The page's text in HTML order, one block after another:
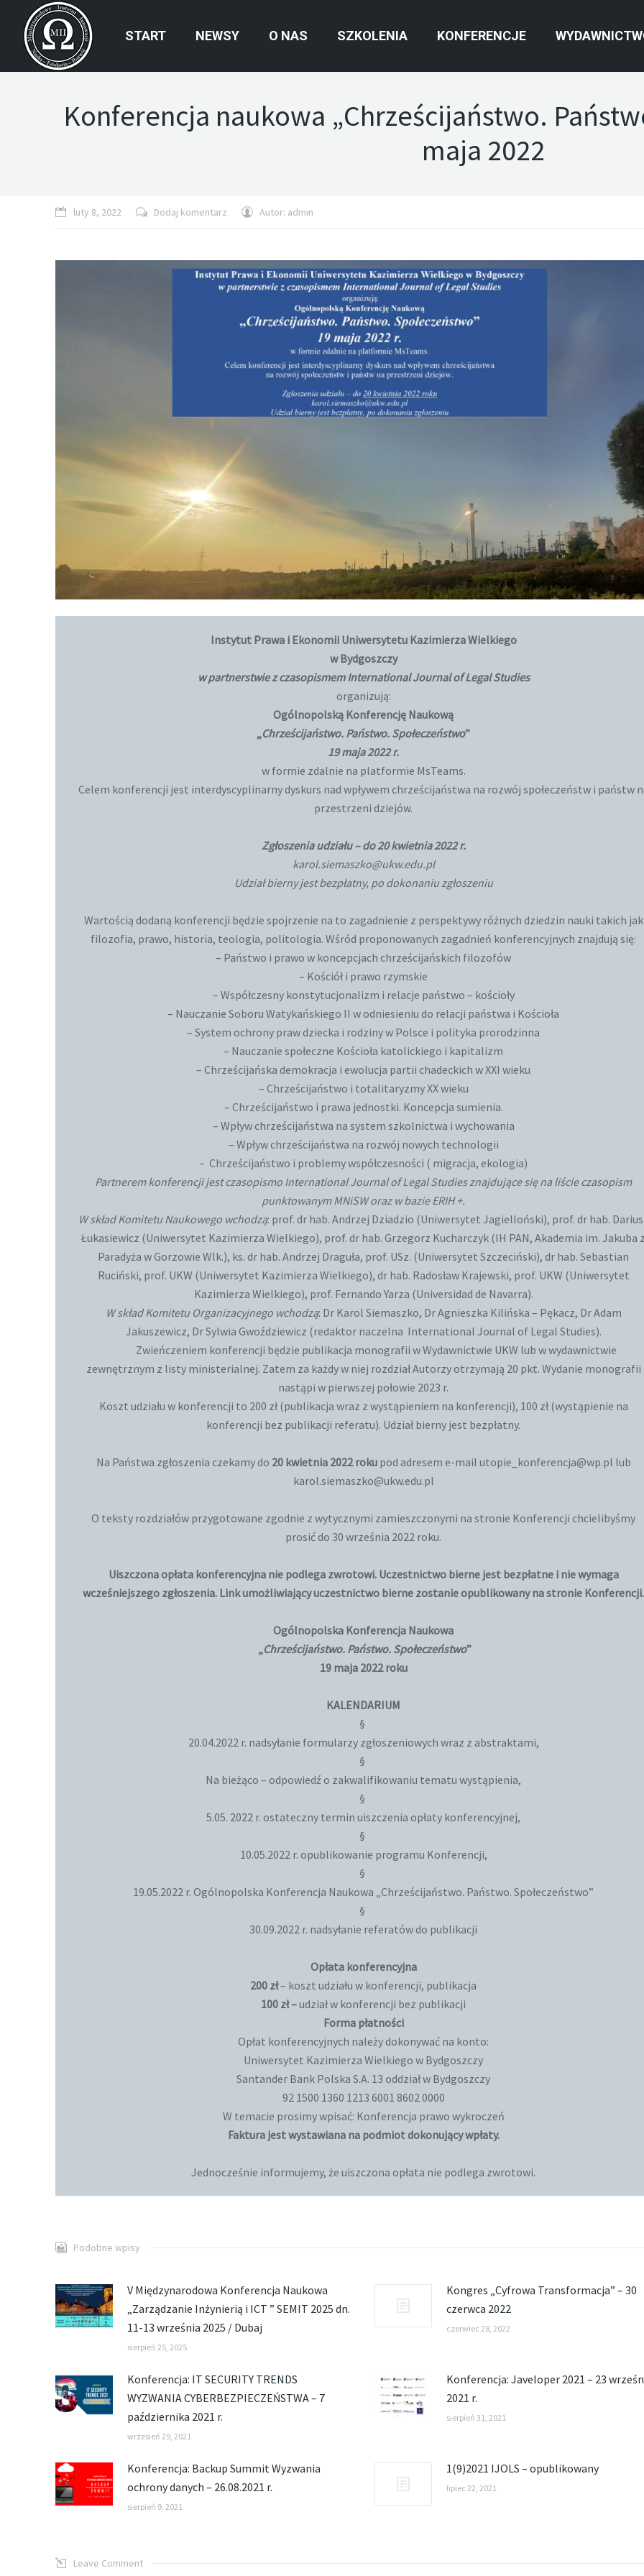
START NEWSY O NAS SZKOLENIA KONFERENCJE
Konferencja naukowa „Chrześcijaństwo.
maja 2022
luty 8, 2022 Dodaj komentarz Autor: admin
Instytut Prawa i Ekonomii Uniwersytetu Kazimierza Wielkiego
w Bydgoszczy
w partnerstwie z czasopismem International Journal of Legal Studies
organizują:
Ogólnopolską Konferencję Naukową
„Chrześcijaństwo. Państwo. Społeczeństwo”
19 maja 2022 r.
w formie zdalnie na platformie MsTeams.
Celem konferencji jest interdyscyplinarny dyskurs nad wpływem chrześcijaństwa na rozwój społeczeństw i państw
przestrzeni dziejów.
Zgłoszenia udziału – do 20 kwietnia 2022 r.
karol.siemaszko@ukw.edu.pl
Udział bierny jest bezpłatny, po dokonaniu zgłoszeniu
Wartością dodaną konferencji będzie spojrzenie na to zagadnienie z perspektywy różnych dziedzin nauki takich jak
filozofia, prawo, historia, teologia, politologia. Wśród proponowanych zagadnień konferencyjnych znajdują się:
– Państwo i prawo w koncepcjach chrześcijańskich filozofów
– Kościół i prawo rzymskie
– Współczesny konstytucjonalizm i relacje państwo – kościoły
– Nauczanie Soboru Watykańskiego II w odniesieniu do relacji państwa i Kościoła
– System ochrony praw dziecka i rodziny w Polsce i polityka prorodzinna
– Nauczanie społeczne Kościoła katolickiego i kapitalizm
– Chrześcijańska demokracja i ewolucja partii chadeckich w XXI wieku
– Chrześcijaństwo i totalitaryzmy XX wieku
– Chrześcijaństwo i prawa jednostki. Koncepcja sumienia.
– Wpływ chrześcijaństwa na system szkolnictwa i wychowania
– Wpływ chrześcijaństwa na rozwój nowych technologii
– Chrześcijaństwo i problemy współczesności ( migracja, ekologia)
Partnerem konferencji jest czasopismo International Journal of Legal Studies znajdujące się na liście czasopism
punktowanym MNiSW oraz w bazie ERIH +.
W skład Komitetu Naukowego wchodzą: prof. dr hab. Andrzej Dziadzio (Uniwersytet Jagielloński), prof. dr hab.
Łukasiewicz (Uniwersytet Kazimierza Wielkiego), prof. dr hab. Grzegorz Kucharczyk (IH PAN, Akademia im. Jakuba
Paradyża w Gorzowie Wlk.), ks. dr hab. Andrzej Draguła, prof. USz. (Uniwersytet Szczeciński), dr hab. Sebastian
Ruciński, prof. UKW (Uniwersytet Kazimierza Wielkiego), dr hab. Radosław Krajewski, prof. UKW (Uniwersytet
Kazimierza Wielkiego), prof. Fernando Yarza (Universidad de Navarra).
W skład Komitetu Organizacyjnego wchodzą: Dr Karol Siemaszko, Dr Agnieszka Kilińska – Pękacz, Dr Adam
Jakuszewicz, Dr Sylwia Gwoździewicz (redaktor naczelna International Journal of Legal Studies).
Zwieńczeniem konferencji będzie publikacja monografii w Wydawnictwie UKW lub w wydawnictwie
zewnętrznym z listy ministerialnej. Zatem za każdy w niej rozdział Autorzy otrzymają 20 pkt. Wydanie monografii
nastąpi w pierwszej połowie 2023 r.
Koszt udziału w konferencji to 200 zł (publikacja wraz z wystąpieniem na konferencji), 100 zł (wystąpienie na
konferencji bez publikacji referatu). Udział bierny jest bezpłatny.
Na Państwa zgłoszenia czekamy do 20 kwietnia 2022 rokupod adresem e-mail utopie_konferencja@wp.pl lub
karol.siemaszko@ukw.edu.pl
O teksty rozdziałów przygotowane zgodnie z wytycznymi zamieszczonymi na stronie Konferencji chcielibyśmy
prosić do 30 września 2022 roku.
Uiszczona opłata konferencyjna nie podlega zwrotowi. Uczestnictwo bierne jest bezpłatne i nie wymaga
wcześniejszego zgłoszenia. Link umożliwiający uczestnictwo bierne zostanie opublikowany na stronie Konferencji.
Ogólnopolska Konferencja Naukowa
„Chrześcijaństwo. Państwo. Społeczeństwo”
19 maja 2022 roku
KALENDARIUM
§
20.04.2022 r. nadsyłanie formularzy zgłoszeniowych wraz z abstraktami,
§
Na bieżąco – odpowiedź o zakwalifikowaniu tematu wystąpienia,
§
5.05. 2022 r. ostateczny termin uiszczenia opłaty konferencyjnej,
§
10.05.2022 r. opublikowanie programu Konferencji,
§
19.05.2022 r. Ogólnopolska Konferencja Naukowa „Chrześcijaństwo. Państwo. Społeczeństwo”
§
30.09.2022 r. nadsyłanie referatów do publikacji
Opłata konferencyjna
200 zł– koszt udziału w konferencji, publikacja
100 zł –udział w konferencji bez publikacji
Forma płatności
Opłat konferencyjnych należy dokonywać na konto:
Uniwersytet Kazimierza Wielkiego w Bydgoszczy
Santander Bank Polska S.A. 13 oddział w Bydgoszczy
92 1500 1360 1213 6001 8602 0000
W temacie prosimy wpisać: Konferencja prawo wykroczeń
Faktura jest wystawiana na podmiot dokonujący wpłaty.
Jednocześnie informujemy, że uiszczona opłata nie podlega zwrotowi.
Podobne wpisy
V Międzynarodowa Konferencja Naukowa
„Zarządzanie Inżynierią i ICT ” SEMIT 2025 dn.
11-13 września 2025 / Dubaj
sierpień 25, 2025
Kongres „Cyfrowa Transformacja” – 30
czerwca 2022
czerwiec 28, 2022
Konferencja: IT SECURITY TRENDS
WYZWANIA CYBERBEZPIECZEŃSTWA – 7
października 2021 r.
wrzesień 29, 2021
Konferencja: Javeloper 2021 – 23
2021 r.
sierpień 31, 2021
Konferencja: Backup Summit Wyzwania
ochrony danych – 26.08.2021 r.
sierpień 9, 2021
1(9)2021 IJOLS – opublikowany
lipiec 22, 2021
Leave Comment